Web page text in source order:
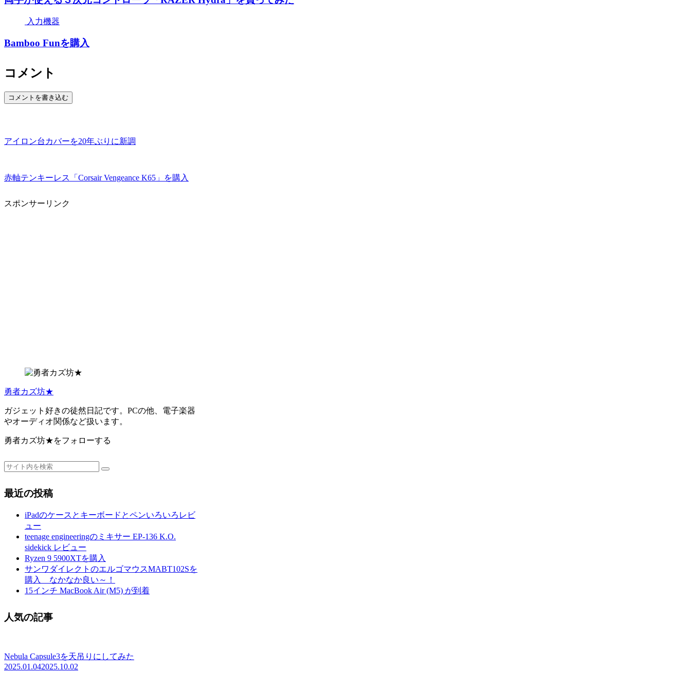
入力機器
Bamboo Funを購入
コメント
コメントを書き込む
アイロン台カバーを20年ぶりに新調
赤軸テンキーレス「Corsair Vengeance K65」を購入
スポンサーリンク
勇者カズ坊★
ガジェット好きの徒然日記です。PCの他、電子楽器
やオーディオ関係など扱います。
勇者カズ坊★をフォローする
最近の投稿
iPadのケースとキーボードとペンいろいろレビ
ュー
teenage engineeringのミキサー EP-136 K.O.
sidekick レビュー
Ryzen 9 5900XTを購入
サンワダイレクトのエルゴマウスMABT102Sを
購入 なかなか良い～！
15インチ MacBook Air (M5) が到着
人気の記事
Nebula Capsule3を天吊りにしてみた
2025.01.042025.10.02